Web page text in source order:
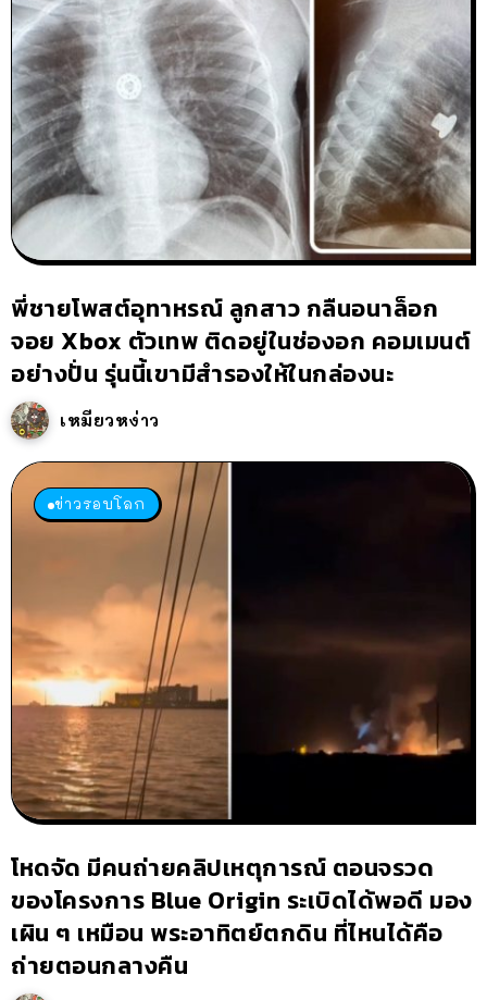
พี่ชายโพสต์อุทาหรณ์ ลูกสาว กลืนอนาล็อก
จอย Xbox ตัวเทพ ติดอยู่ในช่องอก คอมเมนต์
อย่างปั่น รุ่นนี้เขามีสำรองให้ในกล่องนะ
เหมียวหง่าว
ข่าวรอบโลก
โหดจัด มีคนถ่ายคลิปเหตุการณ์ ตอนจรวด
ของโครงการ Blue Origin ระเบิดได้พอดี มอง
เผิน ๆ เหมือน พระอาทิตย์ตกดิน ที่ไหนได้คือ
ถ่ายตอนกลางคืน